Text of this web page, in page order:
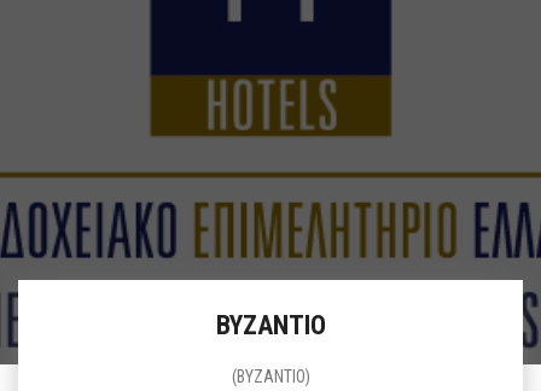
ΒΥΖΑΝΤΙΟ
(BYZANTIO)